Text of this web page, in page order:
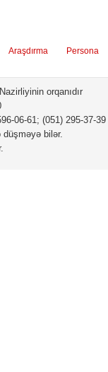
Araşdırma Persona
orqanıdır
06-61; (051) 295-37-39
bilər.